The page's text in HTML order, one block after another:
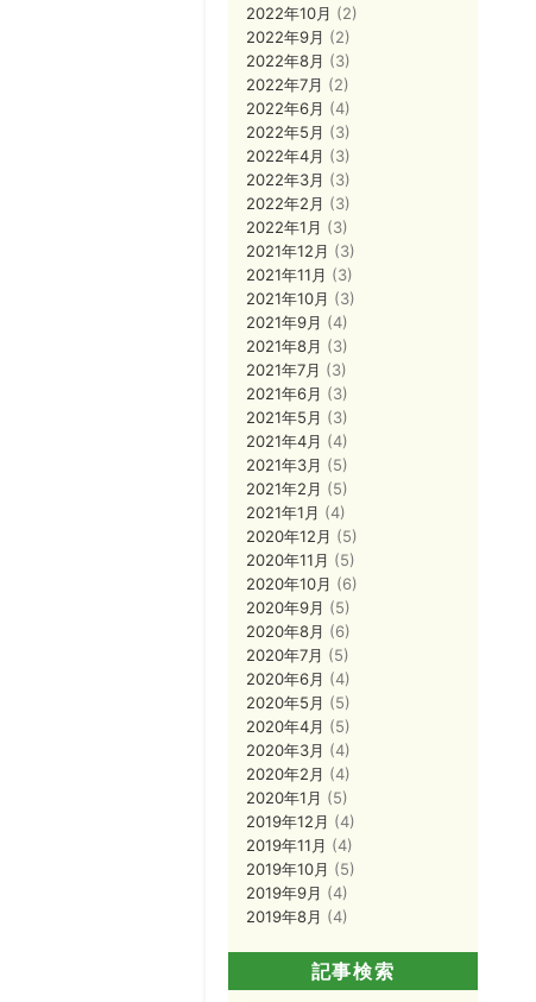
2022年10月 (2)
2022年9月 (2)
2022年8月 (3)
2022年7月 (2)
2022年6月 (4)
2022年5月 (3)
2022年4月 (3)
2022年3月 (3)
2022年2月 (3)
2022年1月 (3)
2021年12月 (3)
2021年11月 (3)
2021年10月 (3)
2021年9月 (4)
2021年8月 (3)
2021年7月 (3)
2021年6月 (3)
2021年5月 (3)
2021年4月 (4)
2021年3月 (5)
2021年2月 (5)
2021年1月 (4)
2020年12月 (5)
2020年11月 (5)
2020年10月 (6)
2020年9月 (5)
2020年8月 (6)
2020年7月 (5)
2020年6月 (4)
2020年5月 (5)
2020年4月 (5)
2020年3月 (4)
2020年2月 (4)
2020年1月 (5)
2019年12月 (4)
2019年11月 (4)
2019年10月 (5)
2019年9月 (4)
2019年8月 (4)
記事検索